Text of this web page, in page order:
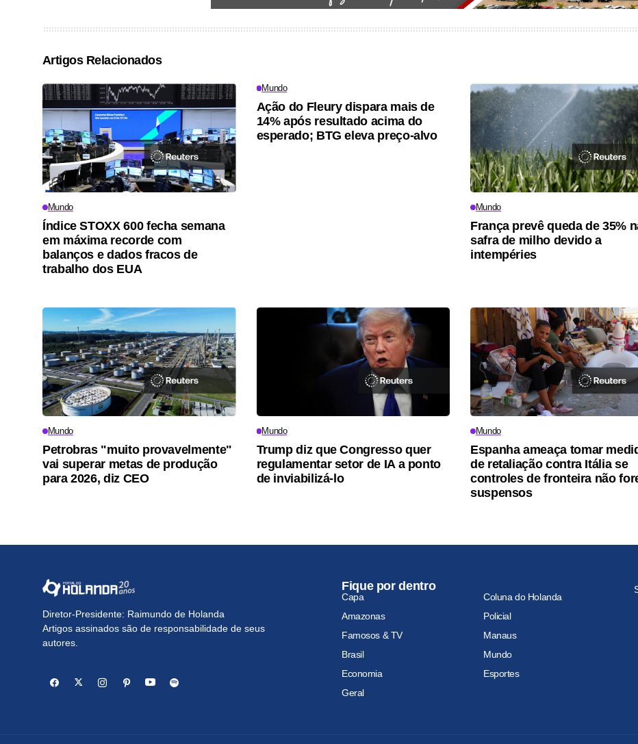
Artigos Relacionados
Mundo
Índice STOXX 600 fecha semana
em máxima recorde com
balanços e dados fracos de
trabalho dos EUA
Mundo
Ação do Fleury dispara mais de
14% após resultado acima do
esperado; BTG eleva preço-alvo
Mundo
França prevê queda de 35%
safra de milho devido a
intempéries
Mundo
Petrobras "muito provavelmente"
vai superar metas de produção
para 2026, diz CEO
Mundo
Trump diz que Congresso quer
regulamentar setor de IA a ponto
de inviabilizá-lo
Mundo
Espanha ameaça tomar
de retaliação contra Itália se
controles de fronteira não
suspensos
Diretor-Presidente: Raimundo de Holanda
Artigos assinados são de responsabilidade de seus
autores.
Fique por dentro
Capa
Coluna do Holanda
Amazonas
Policial
Famosos & TV
Manaus
Brasil
Mundo
Economia
Esportes
Geral